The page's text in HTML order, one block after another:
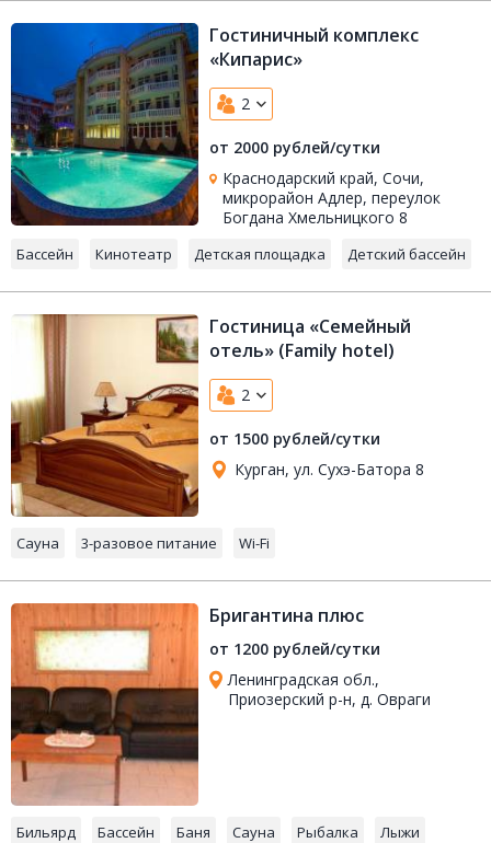
Гостиничный комплекс
«Кипарис»
2
от 2000 рублей/сутки
Краснодарский край, Сочи,
микрорайон Адлер, переулок
Богдана Хмельницкого 8
Бассейн Кинотеатр Детская площадка Детский бассейн
Гостиница «Семейный
отель» (Family hotel)
2
от 1500 рублей/сутки
Курган, ул. Сухэ-Батора 8
Сауна 3-разовое питание Wi-Fi
Бригантина плюс
от 1200 рублей/сутки
Ленинградская обл.,
Приозерский р-н, д. Овраги
Бильярд Бассейн Баня Сауна Рыбалка Лыжи